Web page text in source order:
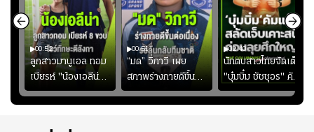
00:52
ลูกสาวมานูเอล ทอม
เบียรห์ "น้องเอลีน่า"
วัย 8 ขวบ โชว์ตี
ลังกาสุดพริ้ว
00:51
“มด” วิภาวี เผย
สภาพร่างกายดีขึ้น
อย่างต่อเนื่อง พร้อม
พยายามลงสนามให้
02:40
นักตบสาวไทยจัดเต็ม
"บุ๋มบิ๋ม ชัชชุอร" คัม
แบ็ก ศึก" SEA V
CUP 2026" เลก